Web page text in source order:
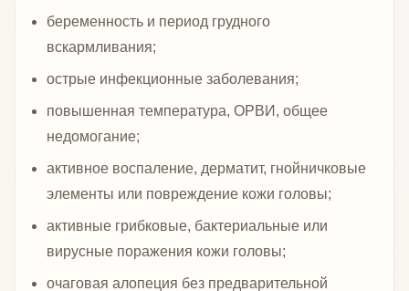
беременность и период грудного
вскармливания;
острые инфекционные заболевания;
повышенная температура, ОРВИ, общее
недомогание;
активное воспаление, дерматит, гнойничковые
элементы или повреждение кожи головы;
активные грибковые, бактериальные или
вирусные поражения кожи головы;
очаговая алопеция без предварительной